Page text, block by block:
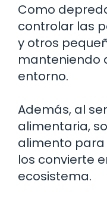
Como
controlar las
y otros
manteniendo
entorno.
Además, al
alimentaria,
alimento para
los convierte
ecosistema.